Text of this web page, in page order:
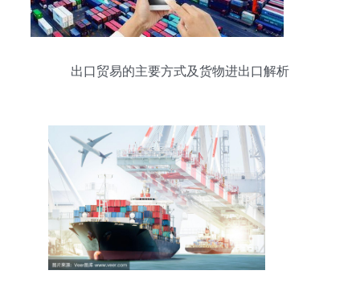
出口贸易的主要方式及货物进出口解析